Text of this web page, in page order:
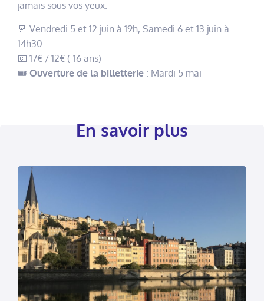
jamais sous vos yeux.
📆 Vendredi 5 et 12 juin à 19h, Samedi 6 et 13 juin à
14h30
💶 17€ / 12€ (-16 ans)
🎟️ Ouverture de la billetterie : Mardi 5 mai
En savoir plus